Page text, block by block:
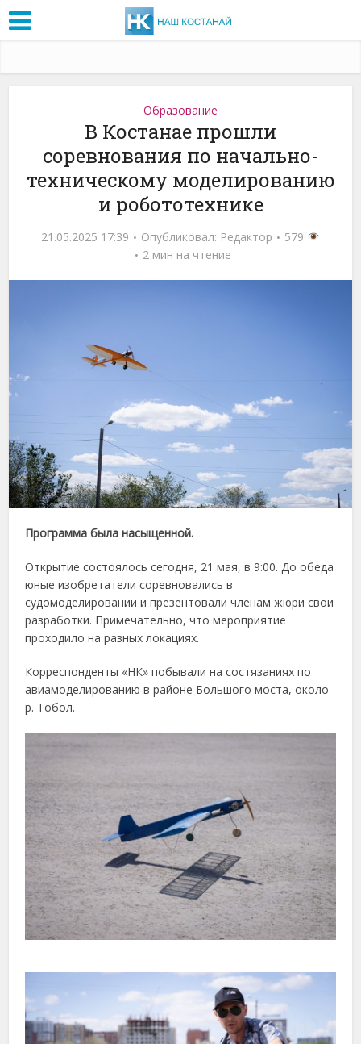
Образование
В Костанае прошли
соревнования по начально-
техническому моделированию
и робототехнике
21.05.2025 17:39 Опубликовал: Редактор
579
2 мин на чтение
Программабыланасыщенной.
Открытиесостоялосьсегодня, 21мая,в9:00.Дообеда
юныеизобретателисоревновалисьв
судомоделированииипрезентоваличленамжюрисвои
разработки. Примечательно,чтомероприятие
проходилонаразныхлокациях.
Корреспонденты «НК»побывалинасостязанияхпо
авиамоделированиюврайоне Большогомоста,около
р. Тобол.